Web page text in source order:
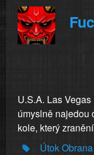
U.S.A. Las
úmyslně najedou
kole, který
ÚtokObrana